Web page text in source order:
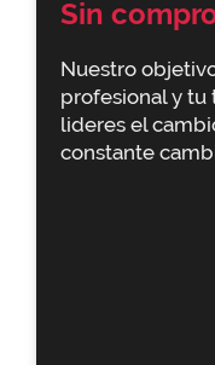
Sin
Nuestro
profesional y tu
lideres el
constante